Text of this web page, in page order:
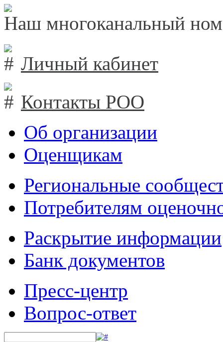
Наш многоканальный
Личный кабинет
Контакты РОО
Об организации
Оценщикам
Региональные
Потребителям
Раскрытие информации
Банк документов
Пресс-центр
Вопрос-ответ